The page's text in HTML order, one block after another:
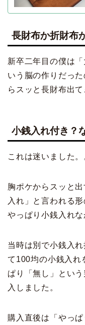
長財布か折財布
新卒二年目の僕は
いう脳の作りだっ
らスッと長財布出
小銭入れ付き？
これは迷いました。
胸ポケからスッと
入れ」と言われる
やっぱり小銭入れ
当時は別で小銭入
て 100均の小銭入れ
ぱり「無し」とい
入しました。
購入直後は「やっ